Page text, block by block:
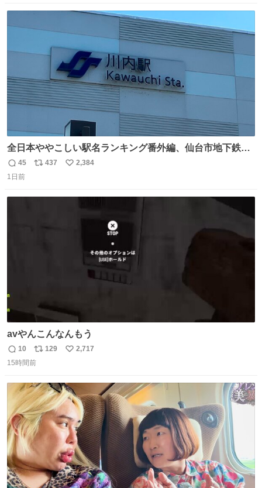
数
全日本ややこしい駅名ランキング番外編、仙台市地下鉄川
内駅
返
信
45
リ
437
い
2,384
1日前
avやんこんなんもう
返
信
10
リ
ポ
ト
数
129
い
数
2,717
15時間前